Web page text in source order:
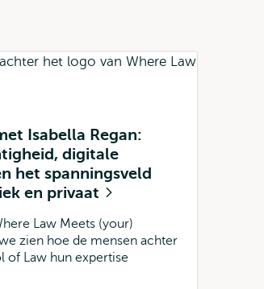
Isabella Regan:
digitale
het spanningsveld
en privaat
Law Meets (your)
zien hoe de mensen achter
of Law hun expertise